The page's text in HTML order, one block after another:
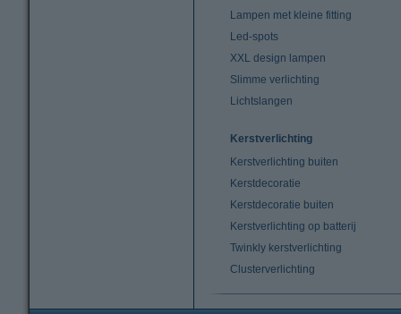
Lampen met kleine fitting
Led-spots
XXL design lampen
Slimme verlichting
Lichtslangen
Kerstverlichting
Kerstverlichting buiten
Kerstdecoratie
Kerstdecoratie buiten
Kerstverlichting op batterij
Twinkly kerstverlichting
Clusterverlichting